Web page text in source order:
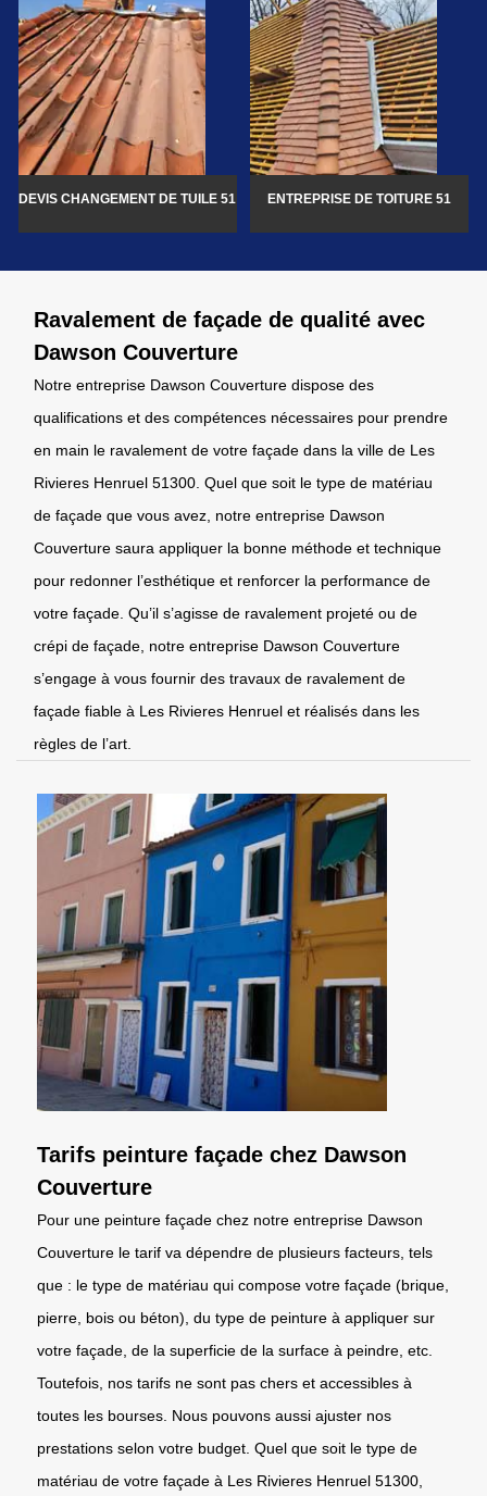
DEVIS CHANGEMENT DE TUILE 51 ENTREPRISE DE TOITURE 51
Ravalement de façade de qualité avec
Dawson Couverture
Notre entreprise Dawson Couverture dispose des
qualifications et des compétences nécessaires pour prendre
en main le ravalement de votre façade dans la ville de Les
Rivieres Henruel 51300. Quel que soit le type de matériau
de façade que vous avez, notre entreprise Dawson
Couverture saura appliquer la bonne méthode et technique
pour redonner l’esthétique et renforcer la performance de
votre façade. Qu’il s’agisse de ravalement projeté ou de
crépi de façade, notre entreprise Dawson Couverture
s’engage à vous fournir des travaux de ravalement de
façade fiable à Les Rivieres Henruel et réalisés dans les
règles de l’art.
Tarifs peinture façade chez Dawson
Couverture
Pour une peinture façade chez notre entreprise Dawson
Couverture le tarif va dépendre de plusieurs facteurs, tels
que : le type de matériau qui compose votre façade (brique,
pierre, bois ou béton), du type de peinture à appliquer sur
votre façade, de la superficie de la surface à peindre, etc.
Toutefois, nos tarifs ne sont pas chers et accessibles à
toutes les bourses. Nous pouvons aussi ajuster nos
prestations selon votre budget. Quel que soit le type de
matériau de votre façade à Les Rivieres Henruel 51300,